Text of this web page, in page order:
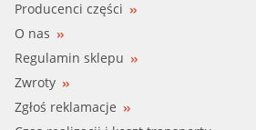
Producenci części
O nas
Regulamin sklepu
Zwroty
Zgłoś reklamacje